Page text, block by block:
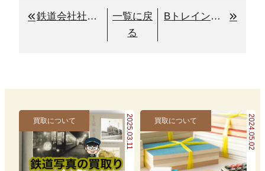
鉄道会社社史の買取り
一覧に戻
る
Bトレインショーティー買取り
2025.03.11
買取について 2024.05.02
買取について